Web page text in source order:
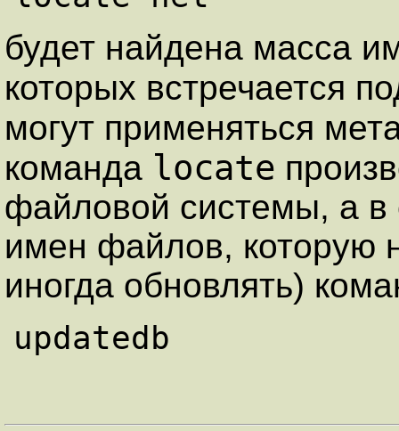
будет найдена масса
которых встречается
могут применяться
команда locate
файловой системы, а в
имен файлов, которую
иногда обновлять)